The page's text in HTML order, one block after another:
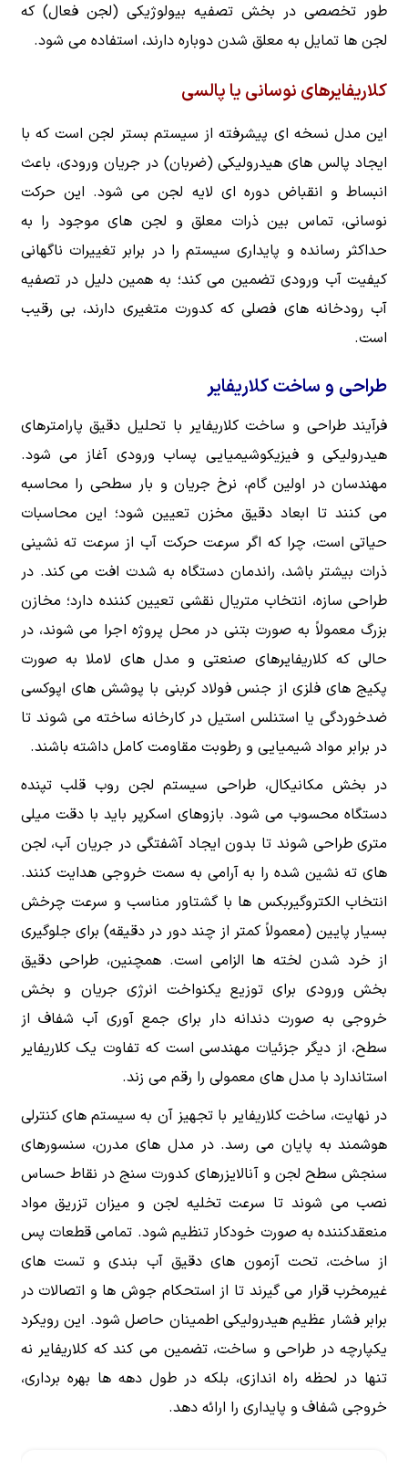
طور تخصصی در بخش تصفیه بیولوژیکی (لجن فعال) که
لجن ها تمایل به معلق شدن دوباره دارند، استفاده می شود.
کلاریفایرهای نوسانی یا پالسی
این مدل نسخه ای پیشرفته از سیستم بستر لجن است که با
ایجاد پالس های هیدرولیکی (ضربان) در جریان ورودی، باعث
انبساط و انقباض دوره ای لایه لجن می شود. این حرکت
نوسانی، تماس بین ذرات معلق و لجن های موجود را به
حداکثر رسانده و پایداری سیستم را در برابر تغییرات ناگهانی
کیفیت آب ورودی تضمین می کند؛ به همین دلیل در تصفیه
آب رودخانه های فصلی که کدورت متغیری دارند، بی رقیب
است.
طراحی و ساخت کلاریفایر
فرآیند طراحی و ساخت کلاریفایر با تحلیل دقیق پارامترهای
هیدرولیکی و فیزیکوشیمیایی پساب ورودی آغاز می شود.
مهندسان در اولین گام، نرخ جریان و بار سطحی را محاسبه
می کنند تا ابعاد دقیق مخزن تعیین شود؛ این محاسبات
حیاتی است، چرا که اگر سرعت حرکت آب از سرعت ته نشینی
ذرات بیشتر باشد، راندمان دستگاه به شدت افت می کند. در
طراحی سازه، انتخاب متریال نقشی تعیین کننده دارد؛ مخازن
بزرگ معمولاً به صورت بتنی در محل پروژه اجرا می شوند، در
حالی که کلاریفایرهای صنعتی و مدل های لاملا به صورت
پکیج های فلزی از جنس فولاد کربنی با پوشش های اپوکسی
ضدخوردگی یا استنلس استیل در کارخانه ساخته می شوند تا
در برابر مواد شیمیایی و رطوبت مقاومت کامل داشته باشند.
در بخش مکانیکال، طراحی سیستم لجن روب قلب تپنده
دستگاه محسوب می شود. بازوهای اسکرپر باید با دقت میلی
متری طراحی شوند تا بدون ایجاد آشفتگی در جریان آب، لجن
های ته نشین شده را به آرامی به سمت خروجی هدایت کنند.
انتخاب الکتروگیربکس ها با گشتاور مناسب و سرعت چرخش
بسیار پایین (معمولاً کمتر از چند دور در دقیقه) برای جلوگیری
از خرد شدن لخته ها الزامی است. همچنین، طراحی دقیق
بخش ورودی برای توزیع یکنواخت انرژی جریان و بخش
خروجی به صورت دندانه دار برای جمع آوری آب شفاف از
سطح، از دیگر جزئیات مهندسی است که تفاوت یک کلاریفایر
استاندارد با مدل های معمولی را رقم می زند.
در نهایت، ساخت کلاریفایر با تجهیز آن به سیستم های کنترلی
هوشمند به پایان می رسد. در مدل های مدرن، سنسورهای
سنجش سطح لجن و آنالایزرهای کدورت سنج در نقاط حساس
نصب می شوند تا سرعت تخلیه لجن و میزان تزریق مواد
منعقدکننده به صورت خودکار تنظیم شود. تمامی قطعات پس
از ساخت، تحت آزمون های دقیق آب بندی و تست های
غیرمخرب قرار می گیرند تا از استحکام جوش ها و اتصالات در
برابر فشار عظیم هیدرولیکی اطمینان حاصل شود. این رویکرد
یکپارچه در طراحی و ساخت، تضمین می کند که کلاریفایر نه
تنها در لحظه راه اندازی، بلکه در طول دهه ها بهره برداری،
خروجی شفاف و پایداری را ارائه دهد.